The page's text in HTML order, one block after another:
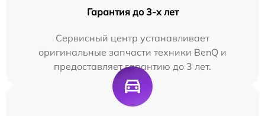
Гарантия до 3-х лет
Сервисный центр устанавливает
оригинальные запчасти техники BenQ и
предоставляет гарантию до 3 лет.